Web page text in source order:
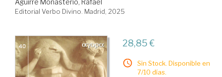
Editorial Verbo Divino. Madrid, 2025
28,85 €
Sin Stock. Disponible en
7/10 días.